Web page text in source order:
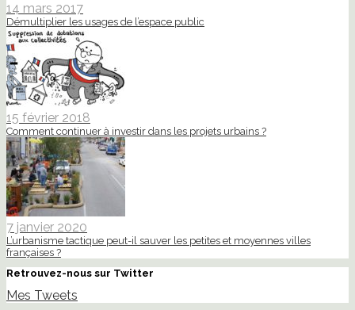
14 mars 2017
Démultiplier les usages de l’espace public
15 février 2018
Comment continuer à investir dans les projets urbains ?
7 janvier 2020
L’urbanisme tactique peut-il sauver les petites et moyennes villes
françaises ?
Retrouvez-nous sur Twitter
Mes Tweets